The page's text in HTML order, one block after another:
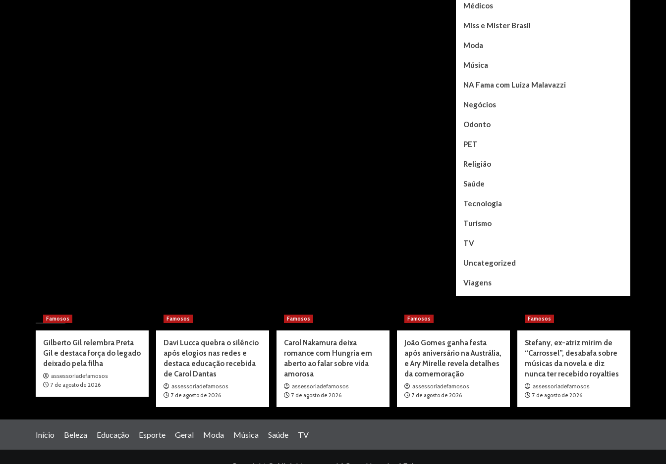
Médicos
Miss e Mister Brasil
Moda
Música
NA Fama com Luiza Malavazzi
Negócios
Odonto
PET
Religião
Saúde
Tecnologia
Turismo
TV
Uncategorized
Viagens
You may have missed
Famosos
Gilberto Gil relembra Preta
Gil e destaca força do legado
deixado pela filha
assessoriadefamosos
7 de agosto de 2026
Famosos
Davi Lucca quebra o silêncio
após elogios nas redes e
destaca educação recebida
de Carol Dantas
assessoriadefamosos
7 de agosto de 2026
Famosos
Carol Nakamura deixa
romance com Hungria em
aberto ao falar sobre vida
amorosa
assessoriadefamosos
7 de agosto de 2026
Famosos
João Gomes ganha festa
após aniversário na Austrália,
e Ary Mirelle revela detalhes
da comemoração
assessoriadefamosos
7 de agosto de 2026
Famosos
Stefany, ex-atriz mirim de
“Carrossel”, desabafa sobre
músicas da novela e diz
nunca ter recebido royalties
assessoriadefamosos
7 de agosto de 2026
Início Beleza Educação Esporte Geral Moda Música Saúde TV